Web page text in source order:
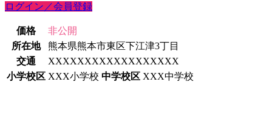
ログイン／会員登録
価格
非公開
所在地
熊本県熊本市東区下江津3丁目
交通
XXXXXXXXXXXXXXXXXX
小学校区 XXX小学校 中学校区 XXX中学校